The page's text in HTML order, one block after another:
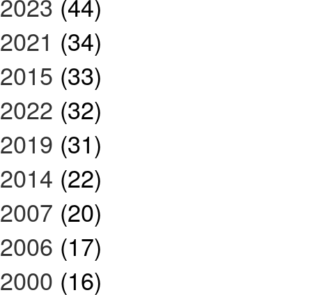
2021 (34)
2015 (33)
2022 (32)
2019 (31)
2014 (22)
2007 (20)
2006 (17)
2000 (16)